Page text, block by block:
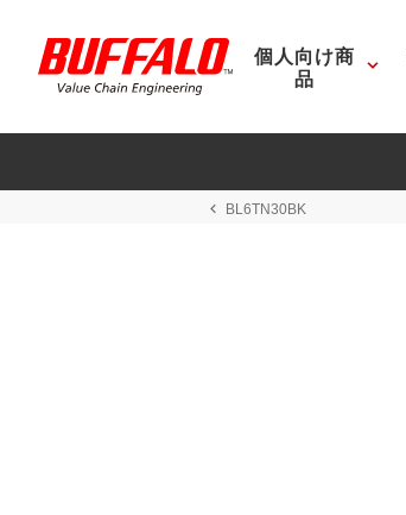
個人向け商
品
BL6TN30BK